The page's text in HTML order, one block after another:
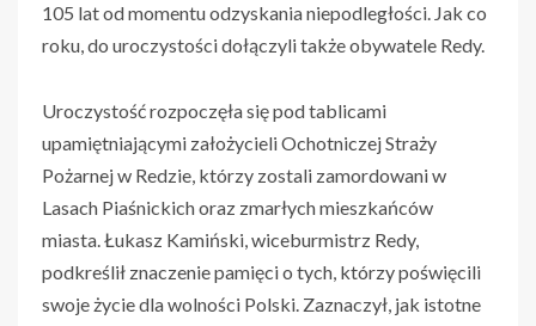
105 lat od momentu odzyskania niepodległości. Jak co
roku, do uroczystości dołączyli także obywatele Redy.
Uroczystość rozpoczęła się pod tablicami
upamiętniającymi założycieli Ochotniczej Straży
Pożarnej w Redzie, którzy zostali zamordowani w
Lasach Piaśnickich oraz zmarłych mieszkańców
miasta. Łukasz Kamiński, wiceburmistrz Redy,
podkreślił znaczenie pamięci o tych, którzy poświęcili
swoje życie dla wolności Polski. Zaznaczył, jak istotne